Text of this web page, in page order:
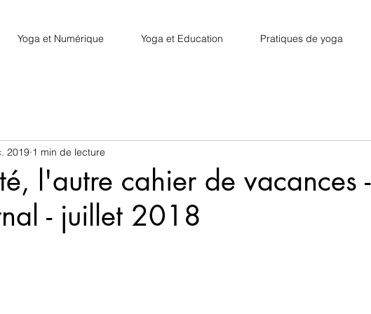
Yoga et Numérique Yoga et Education Pratiques de yoga
l'autre cahier de vacances -
- juillet 2018
2019 1 min de lecture